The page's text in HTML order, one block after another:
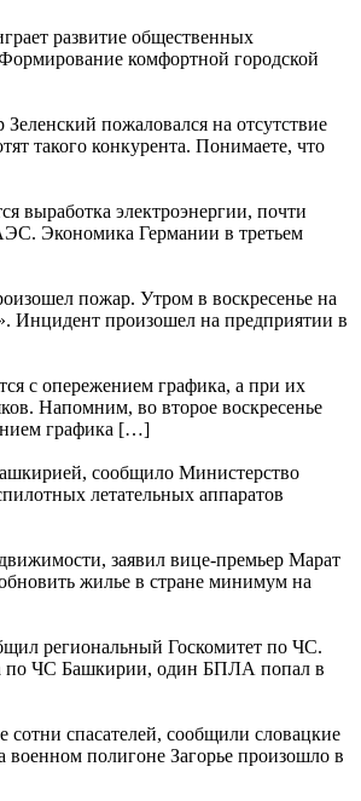
развитие общественных
комфортной городской
пожаловался на отсутствие
такого конкурента. Понимаете, что
выработка электроэнергии, почти
Экономика Германии в третьем
пожар. Утром в воскресенье на
Инцидент произошел на предприятии в
с опережением графика, а при их
Напомним, во второе воскресенье
графика […]
сообщило Министерство
летательных аппаратов
заявил вице-премьер Марат
жилье в стране минимум на
региональный Госкомитет по ЧС.
по ЧС Башкирии, один БПЛА попал в
сотни спасателей, сообщили словацкие
полигоне Загорье произошло в